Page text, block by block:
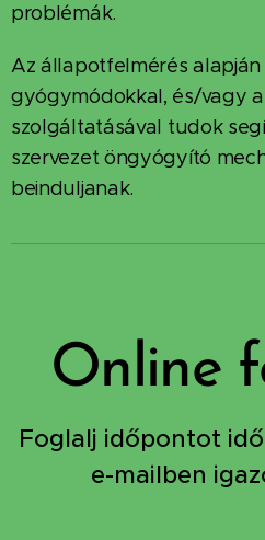
problémák.
Az állapotfelmérés alapján
gyógymódokkal, és/vagy
szolgáltatásával tudok
szervezet öngyógyító
beinduljanak.
Online
Foglalj időpontot
e-mailben